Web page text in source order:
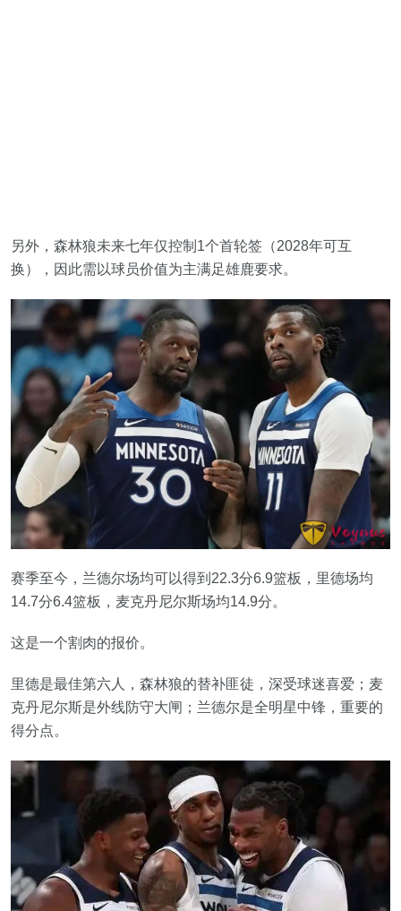
另外，森林狼未来七年仅控制1个首轮签（2028年可互
换），因此需以球员价值为主满足雄鹿要求。
赛季至今，兰德尔场均可以得到22.3分6.9篮板，里德场均
14.7分6.4篮板，麦克丹尼尔斯场均14.9分。
这是一个割肉的报价。
里德是最佳第六人，森林狼的替补匪徒，深受球迷喜爱；麦
克丹尼尔斯是外线防守大闸；兰德尔是全明星中锋，重要的
得分点。